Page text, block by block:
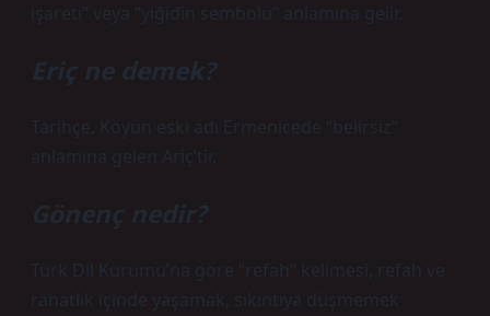
işareti” veya “yiğidin sembolü” anlamına gelir.
Eriç ne demek?
Tarihçe. Köyün eski adı Ermenicede “belirsiz”
anlamına gelen Ariç’tir.
Gönenç nedir?
Türk Dil Kurumu’na göre “refah” kelimesi, refah ve
rahatlık içinde yaşamak, sıkıntıya düşmemek